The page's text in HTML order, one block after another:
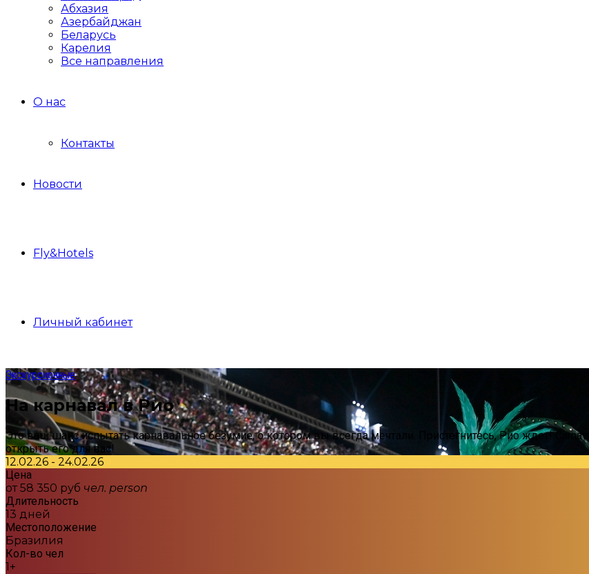
Абхазия
Азербайджан
Беларусь
Карелия
Все направления
О нас
Контакты
Новости
Fly&Hotels
Личный кабинет
Экскурсионные
На карнавал в Рио
Это ваш шанс испытать карнавальное безумие, о котором вы всегда мечтали. Пристегнитесь, Рио ждет!
открыть его для вас!
12.02.26 - 24.02.26
Цена
от 58 350 руб чел. person
Длительность
13 дней
Местоположение
Бразилия
Кол-во чел
1+